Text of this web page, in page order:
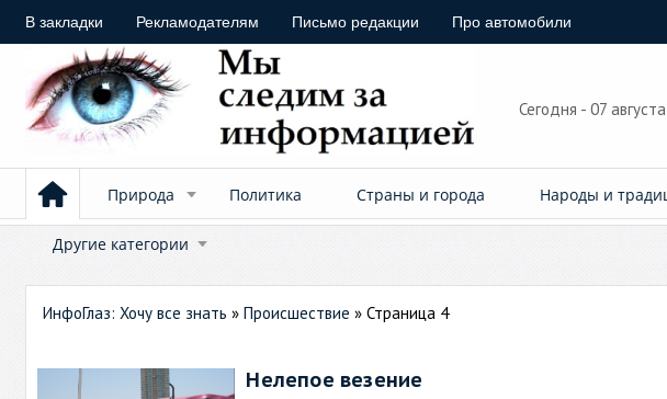
В закладки Рекламодателям Письмо редакции Про автомобили
Сегодня - 07
Природа Политика Страны и города Народы и
Другие категории
ИнфоГлаз: Хочу все знать »Происшествие » Страница 4
Нелепое везение